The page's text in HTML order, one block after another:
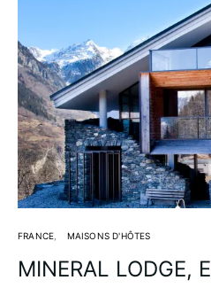
FRANCE MAISONS D'HÔTES
MINERAL LODGE,